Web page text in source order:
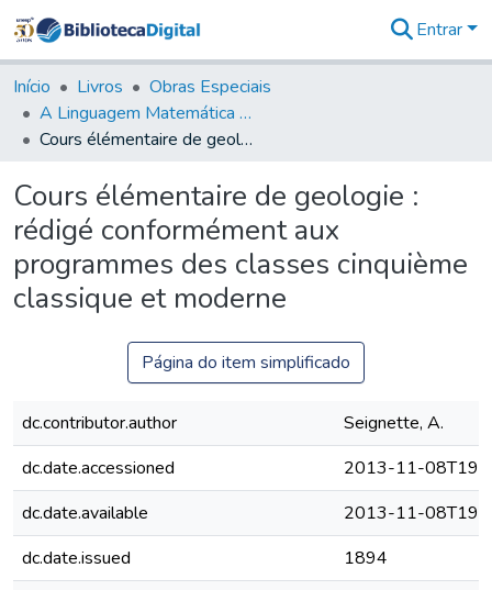
&
Coleções
Tudo na
Biblioteca
Estatísticas
Entrar
Início Livros
Obras Especiais
A Linguagem Matemática e a Ciência: Geografia Física e Geologia - LMC
Cours élémentaire de geologie : rédigé conformément aux programmes des classes cinquième classique et moderne
Cours élémentaire de geologie :
rédigé conformément aux
programmes des classes cinquième
classique et moderne
Página do item simplificado
dc.contributor.author
Seignette, A.
dc.date.accessioned
2013-11-
dc.date.available
2013-11-
dc.date.issued
1894